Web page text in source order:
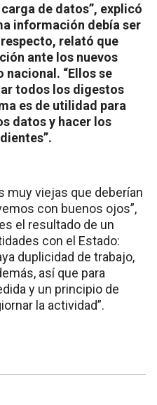
de datos”, explicó
información debía ser
relató que
ante los nuevos
“Ellos se
todos los digestos
es de utilidad para
datos y hacer los
muy viejas que deberían
con buenos ojos”,
el resultado de un
con el Estado:
duplicidad de trabajo,
así que para
y un principio de
la actividad”.